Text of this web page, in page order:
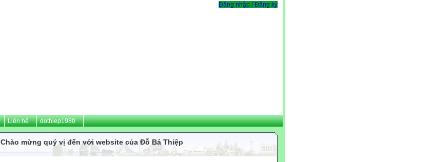
Đăng nhập / Đăng ký
Liên hệ dothiep1980
Chào mừng quý vị đến với website của Đỗ Bá Thiệp